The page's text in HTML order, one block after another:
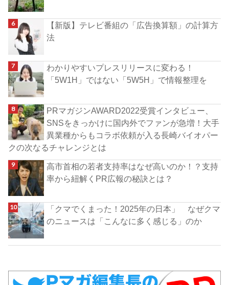
【新版】テレビ番組の「広告換算額」の計算方
法
わかりやすいプレスリリースに変わる！
「5W1H」ではない「5W5H」で情報整理を
PRマガジンAWARD2022受賞インタビュー、
SNSをきっかけに国内外でファンが急増！大手
異業種からもコラボ依頼が入る長崎バイオパー
クの次なるチャレンジとは
高市首相の若者支持率はなぜ高いのか！？支持
率から紐解くPR広報の秘訣とは？
「クマでくまった！2025年の日本」 なぜクマ
のニュースは「こんなに多く感じる」のか